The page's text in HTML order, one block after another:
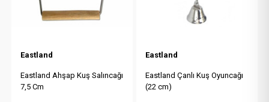
Eastland
Eastland Ahşap Kuş Salıncağı
7,5 Cm
Eastland
Eastland Çanlı Kuş Oyuncağı
(22 cm)